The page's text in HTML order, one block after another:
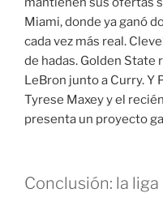
Miami, donde ya ganó
cada vez más real .
de hadas. Golden State
LeBron junto a Curry. Y
Tyrese Maxey y el
presenta un proyecto
Conclusión: la liga